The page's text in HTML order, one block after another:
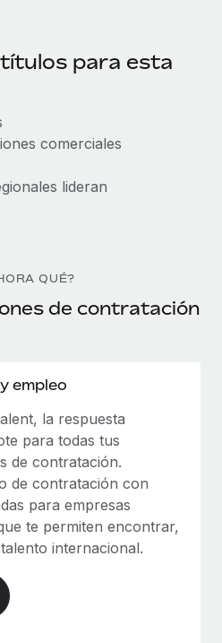
para esta
comerciales
lideran
QUÉ?
de contratación
empleo
la respuesta
para todas tus
de contratación.
de contratación con
para empresas
te permiten encontrar,
internacional.